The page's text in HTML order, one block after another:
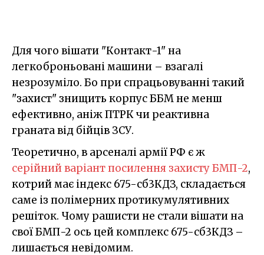
Для чого вішати "Контакт-1" на
легкоброньовані машини – взагалі
незрозуміло. Бо при спрацьовуванні такий
"захист" знищить корпус ББМ не менш
ефективно, аніж ПТРК чи реактивна
граната від бійців ЗСУ.
Теоретично, в арсеналі армії РФ є ж
серійний варіант посилення захисту БМП-2,
котрий має індекс 675-сб3КДЗ, складається
саме із полімерних протикумулятивних
решіток. Чому рашисти не стали вішати на
свої БМП-2 ось цей комплекс 675-сб3КДЗ –
лишається невідомим.